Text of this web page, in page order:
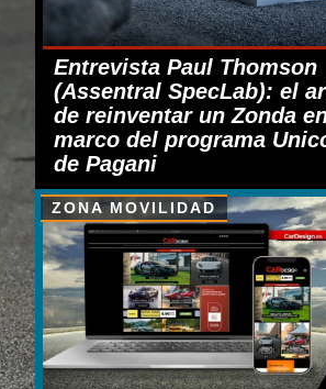
Entrevista Paul Thomson
(Assentral SpecLab): el
de reinventar un Zonda
marco del programa
de Pagani
ZONA MOVILIDAD